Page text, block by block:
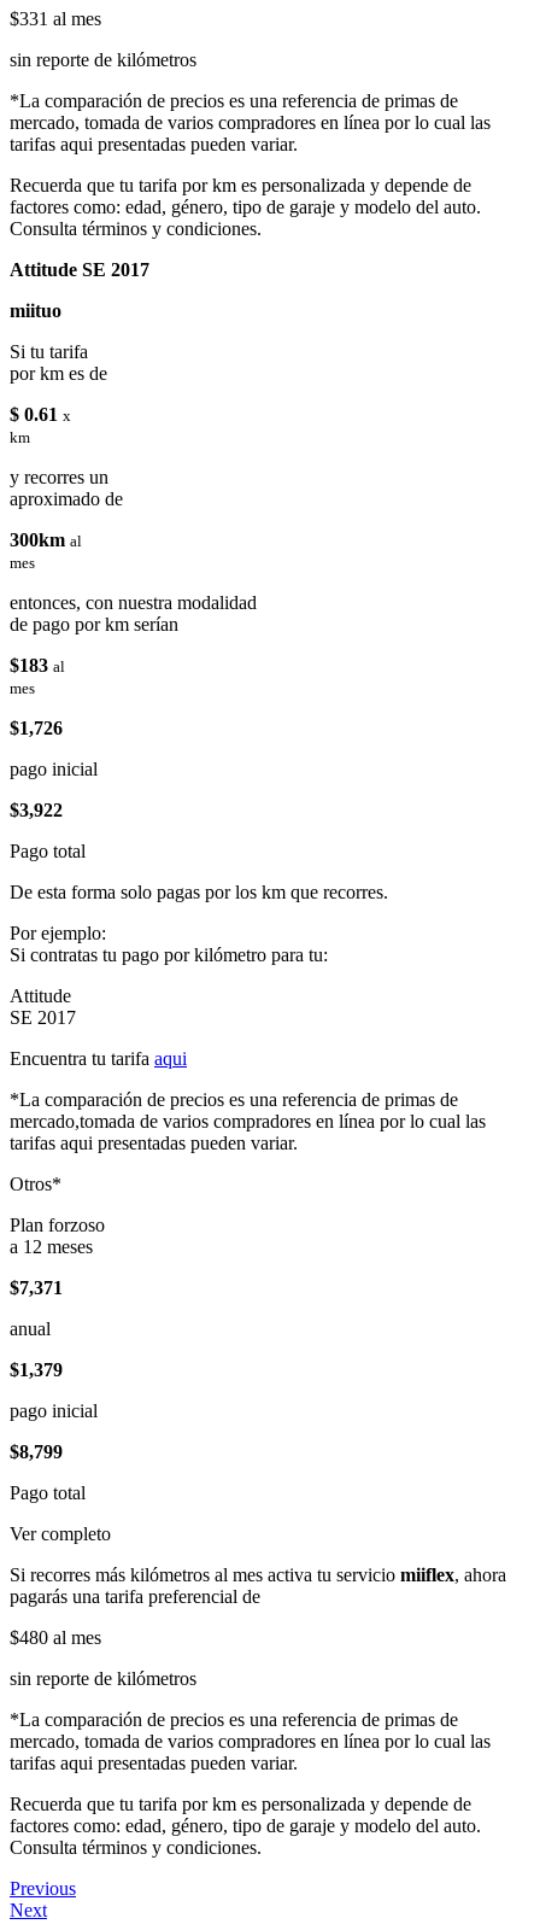
$331 al mes
sin reporte de kilómetros
*La comparación de precios es una referencia de primas de
mercado, tomada de varios compradores en línea por lo cual las
tarifas aqui presentadas pueden variar.
Recuerda que tu tarifa por km es personalizada y depende de
factores como: edad, género, tipo de garaje y modelo del auto.
Consulta términos y condiciones.
Attitude SE 2017
miituo
Si tu tarifa
por km es de
$ 0.61 x
km
y recorres un
aproximado de
300km al
mes
entonces, con nuestra modalidad
de pago por km serían
$183 al
mes
$1,726
pago inicial
$3,922
Pago total
De esta forma solo pagas por los km que recorres.
Por ejemplo:
Si contratas tu pago por kilómetro para tu:
Attitude
SE 2017
Encuentra tu tarifa aqui
*La comparación de precios es una referencia de primas de
mercado,tomada de varios compradores en línea por lo cual las
tarifas aqui presentadas pueden variar.
Otros*
Plan forzoso
a 12 meses
$7,371
anual
$1,379
pago inicial
$8,799
Pago total
Ver completo
Si recorres más kilómetros al mes activa tu servicio miiflex, ahora
pagarás una tarifa preferencial de
$480 al mes
sin reporte de kilómetros
*La comparación de precios es una referencia de primas de
mercado, tomada de varios compradores en línea por lo cual las
tarifas aqui presentadas pueden variar.
Recuerda que tu tarifa por km es personalizada y depende de
factores como: edad, género, tipo de garaje y modelo del auto.
Consulta términos y condiciones.
Previous
Next